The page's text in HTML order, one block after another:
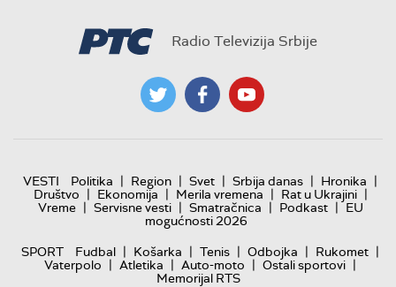
Radio Televizija Srbije
VESTI Politika | Region | Svet | Srbija danas | Hronika |
Društvo | Ekonomija | Merila vremena | Rat u Ukrajini |
Vreme | Servisne vesti | Smatračnica | Podkast | EU
mogućnosti 2026
SPORT
Fudbal | Košarka | Tenis | Odbojka | Rukomet |
Vaterpolo | Atletika | Auto-moto | Ostali sportovi |
Memorijal RTS